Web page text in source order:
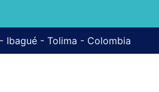
Ibagué - Tolima - Colombia